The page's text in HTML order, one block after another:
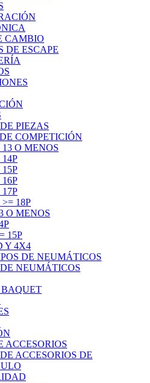
CAMBIO
DE ESCAPE
PIEZAS
COMPETICIÓN
O MENOS
18P
O MENOS
15P
Y 4X4
DE NEUMÁTICOS
NEUMÁTICOS
ACCESORIOS
ACCESORIOS DE